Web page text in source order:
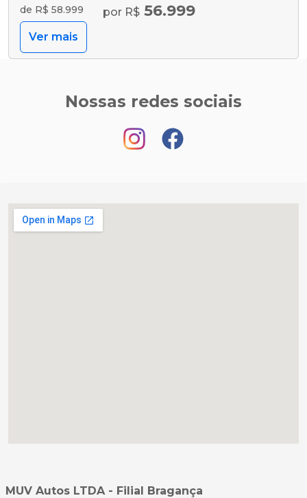
de R$ 58.999 por R$ 56.999
Ver mais
Nossas redes sociais
MUV Autos LTDA - Filial Bragança